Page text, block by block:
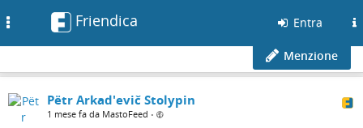
Friendica Entra
Menzione
Pëtr Arkad'evič Stolypin
1 mese fa da MastoFeed •